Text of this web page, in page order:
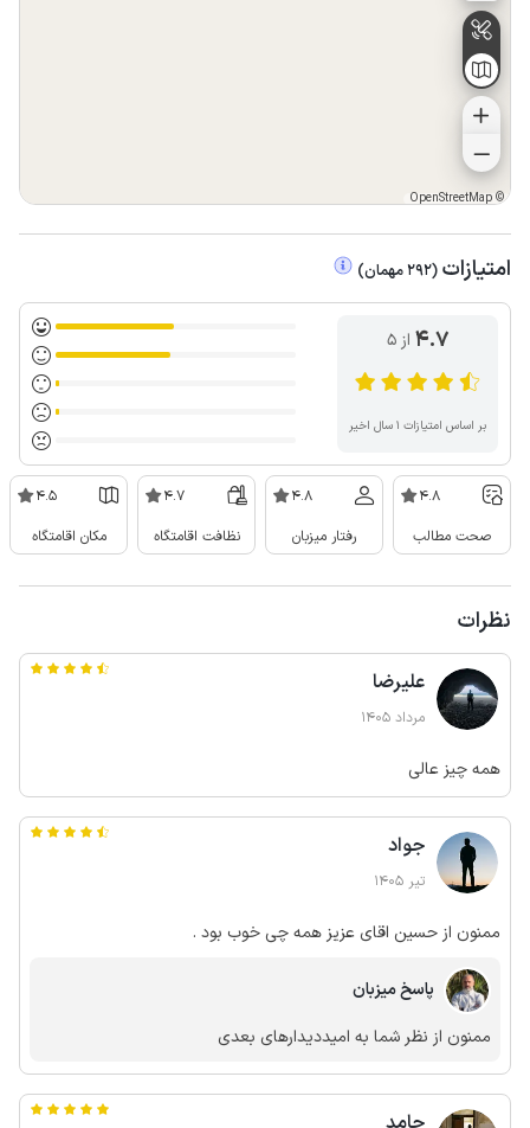
©
OpenStreetMap
امتیازات (
292مهمان)
4.7 از ۵
بر اساس امتیازات ۱ سال اخیر
4.8
صحت مطالب
4.8
رفتار میزبان
4.7
نظافت اقامتگاه
4.5
مکان اقامتگاه
نظرات
علیرضا
مرداد 1405
همه چیز عالی
جواد
تیر 1405
ممنون از حسین اقای عزیز همه چی خوب بود .
پاسخ میزبان
ممنون از نظر شما به امیددیدارهای بعدی